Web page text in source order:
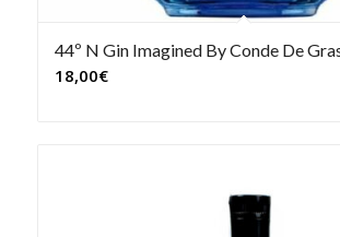
44º N Gin Imagined By Conde De
18,00€